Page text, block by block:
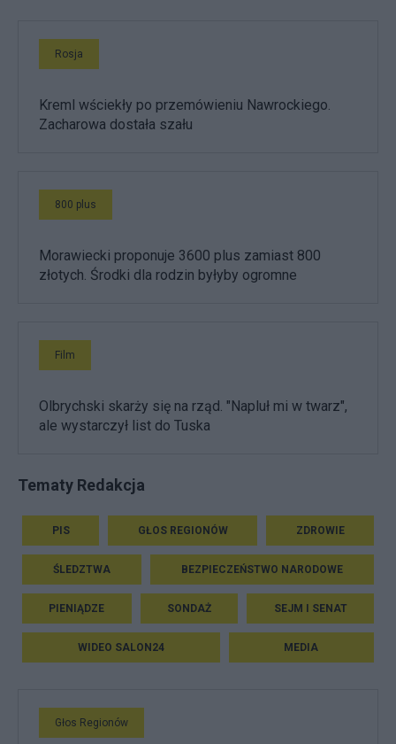
Rosja
Kreml wściekły po przemówieniu Nawrockiego.
Zacharowa dostała szału
800 plus
Morawiecki proponuje 3600 plus zamiast 800
złotych. Środki dla rodzin byłyby ogromne
Film
Olbrychski skarży się na rząd. "Napluł mi w twarz",
ale wystarczył list do Tuska
Tematy Redakcja
PIS GŁOS REGIONÓW ZDROWIE
ŚLEDZTWA BEZPIECZEŃSTWO NARODOWE
PIENIĄDZE SONDAŻ SEJM I SENAT
WIDEO SALON24 MEDIA
Głos Regionów